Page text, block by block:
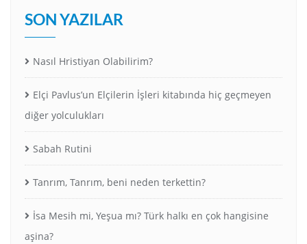
SON YAZILAR
Nasıl Hristiyan Olabilirim?
Elçi Pavlus’un Elçilerin İşleri kitabında hiç geçmeyen
diğer yolculukları
Sabah Rutini
Tanrım, Tanrım, beni neden terkettin?
İsa Mesih mi, Yeşua mı? Türk halkı en çok hangisine
aşina?